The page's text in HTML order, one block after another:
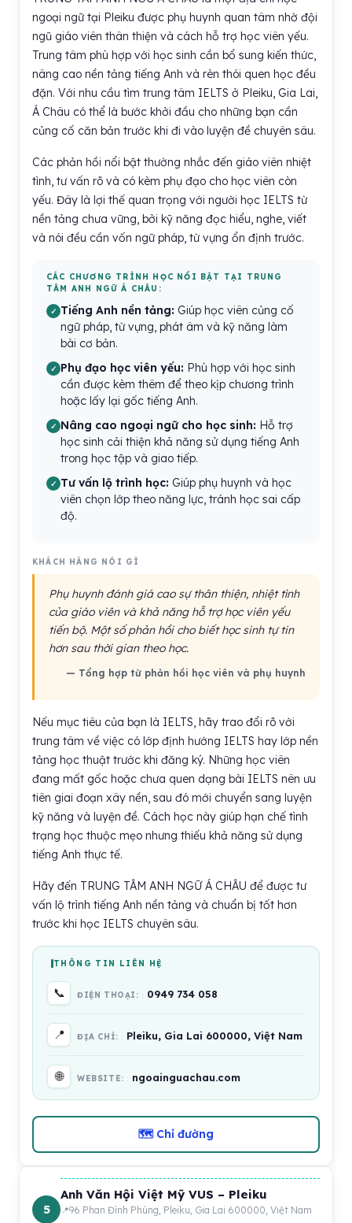
ngoại ngữ tại Pleiku được phụ huynh quan tâm nhờ đội
ngũ giáo viên thân thiện và cách hỗ trợ học viên yếu.
Trung tâm phù hợp với học sinh cần bổ sung kiến thức,
nâng cao nền tảng tiếng Anh và rèn thói quen học đều
đặn. Với nhu cầu tìm trung tâm IELTS ở Pleiku, Gia Lai,
Á Châu có thể là bước khởi đầu cho những bạn cần
củng cố căn bản trước khi đi vào luyện đề chuyên sâu.
Các phản hồi nổi bật thường nhắc đến giáo viên nhiệt
tình, tư vấn rõ và có kèm phụ đạo cho học viên còn
yếu. Đây là lợi thế quan trọng với người học IELTS từ
nền tảng chưa vững, bởi kỹ năng đọc hiểu, nghe, viết
và nói đều cần vốn ngữ pháp, từ vựng ổn định trước.
CÁC CHƯƠNG TRÌNH HỌC NỔI BẬT TẠI TRUNG
TÂM ANH NGỮ Á CHÂU:
Tiếng Anh nền tảng: Giúp học viên củng cố
ngữ pháp, từ vựng, phát âm và kỹ năng làm
bài cơ bản.
Phụ đạo học viên yếu: Phù hợp với học sinh
cần được kèm thêm để theo kịp chương trình
hoặc lấy lại gốc tiếng Anh.
Nâng cao ngoại ngữ cho học sinh: Hỗ trợ
học sinh cải thiện khả năng sử dụng tiếng Anh
trong học tập và giao tiếp.
Tư vấn lộ trình học: Giúp phụ huynh và học
viên chọn lớp theo năng lực, tránh học sai cấp
độ.
KHÁCH HÀNG NÓI GÌ
Phụ huynh đánh giá cao sự thân thiện, nhiệt tình
của giáo viên và khả năng hỗ trợ học viên yếu
tiến bộ. Một số phản hồi cho biết học sinh tự tin
hơn sau thời gian theo học.
— Tổng hợp từ phản hồi học viên và phụ huynh
Nếu mục tiêu của bạn là IELTS, hãy trao đổi rõ với
trung tâm về việc có lớp định hướng IELTS hay lớp nền
tảng học thuật trước khi đăng ký. Những học viên
đang mất gốc hoặc chưa quen dạng bài IELTS nên ưu
tiên giai đoạn xây nền, sau đó mới chuyển sang luyện
kỹ năng và luyện đề. Cách học này giúp hạn chế tình
trạng học thuộc mẹo nhưng thiếu khả năng sử dụng
tiếng Anh thực tế.
Hãy đến TRUNG TÂM ANH NGỮ Á CHÂU để được tư
vấn lộ trình tiếng Anh nền tảng và chuẩn bị tốt hơn
trước khi học IELTS chuyên sâu.
THÔNG TIN LIÊN HỆ
📞 ĐIỆN THOẠI: 0949 734 058
📍 ĐỊA CHỈ: Pleiku, Gia Lai 600000, Việt Nam
🌐 WEBSITE: ngoainguachau.com
🗺 Chỉ đường
5
Anh Văn Hội Việt Mỹ VUS – Pleiku
96 Phan Đình Phùng, Pleiku, Gia Lai 600000, Việt Nam